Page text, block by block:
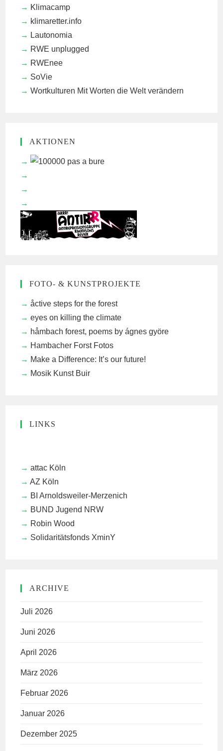
Klimacamp
klimaretter.info
Lautonomia
RWE unplugged
RWEnee
SoVie
Wortkulturen Mit Worten die Welt verändern
AKTIONEN
FOTO- & KUNSTPROJEKTE
åctive steps for the forest
eyes on killing the climate
håmbach forest, poems by ágnes györe
Hambacher Forst Fotos
Make a Difference: It’s our future!
Mosik Kunst Buir
LINKS
attac Köln
AZ Köln
BI Arnoldsweiler-Merzenich
BUND Jugend NRW
Robin Wood
Solidaritätsfonds XminY
ARCHIVE
Juli 2026
Juni 2026
April 2026
März 2026
Februar 2026
Januar 2026
Dezember 2025